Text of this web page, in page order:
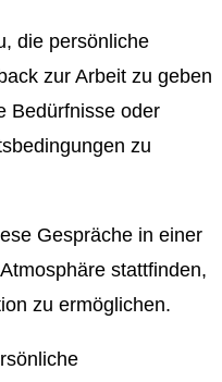
die persönliche
zur Arbeit zu geben
Bedürfnisse oder
zu
Gespräche in einer
stattfinden,
zu ermöglichen.